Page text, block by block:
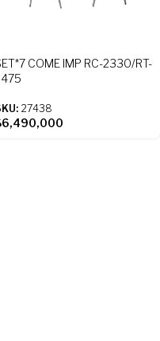
COME IMP RC-2330/RT-
27438
6,490,000